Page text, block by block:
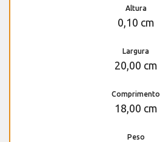
Altura
0,10 cm
Largura
20,00 cm
Comprimento
18,00 cm
Peso